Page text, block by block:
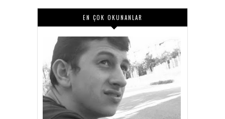
EN ÇOK OKUNANLAR